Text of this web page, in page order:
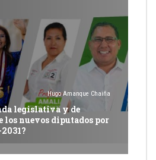
Hugo Amanque Chaiña
legislativa y de
los nuevos diputados por